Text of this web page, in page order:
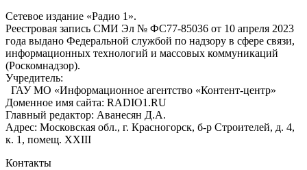
Сетевое издание «Радио 1».
Реестровая запись СМИ Эл № ФС77-85036 от 10 апреля 2023
года выдано Федеральной службой по надзору в сфере связи,
информационных технологий и массовых коммуникаций
(Роскомнадзор).
Учредитель:
ГАУ МО «Информационное агентство «Контент-центр»
Доменное имя сайта: RADIO1.RU
Главный редактор: Аванесян Д.А.
Адрес: Московская обл., г. Красногорск, б-р Строителей, д. 4,
к. 1, помещ. XXIII
Контакты